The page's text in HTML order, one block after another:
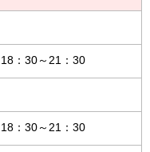
18：30～21：30
18：30～21：30